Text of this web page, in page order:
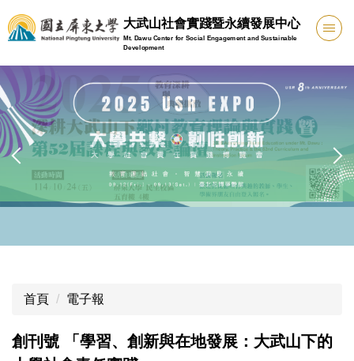
跳
到
要
內
容
區
大武山社會實踐暨永續發展中心
Mt. Dawu Center for Social Engagement and Sustainable
Development
首頁 電子報
創刊號 「學習、創新與在地發展：大武山下的